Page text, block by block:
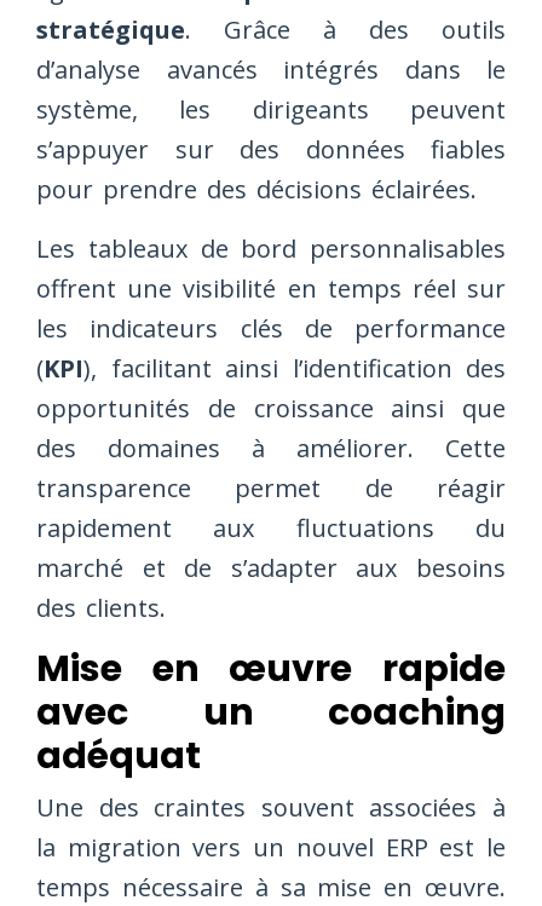
stratégique. Grâce à des outils
d’analyse avancés intégrés dans le
système, les dirigeants peuvent
s’appuyer sur des données fiables
pour prendre des décisions éclairées.
Les tableaux de bord personnalisables
offrent une visibilité en temps réel sur
les indicateurs clés de performance
(KPI), facilitant ainsi l’identification des
opportunités de croissance ainsi que
des domaines à améliorer. Cette
transparence permet de réagir
rapidement aux fluctuations du
marché et de s’adapter aux besoins
des clients.
Mise en œuvre rapide
avec un coaching
adéquat
Une des craintes souvent associées à
la migration vers un nouvel ERP est le
temps nécessaire à sa mise en œuvre.